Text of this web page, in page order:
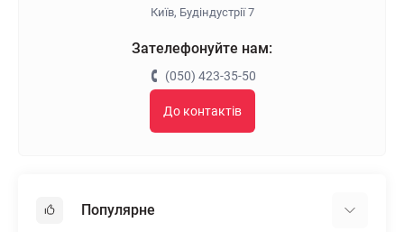
Київ, Будіндустрії 7
Зателефонуйте нам:
(050) 423-35-50
До контактів
Популярне